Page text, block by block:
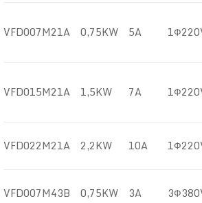
VFD007M21A 0,75KW 5A
VFD015M21A 1,5KW 7A
VFD022M21A 2,2KW 10A
VFD007M43B 0,75KW 3A